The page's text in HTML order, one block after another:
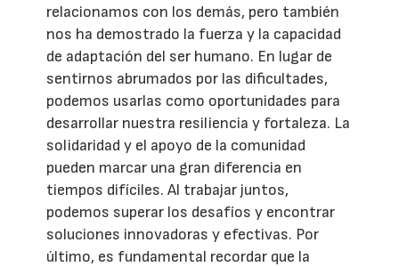
relacionamos con los demás, pero también
nos ha demostrado la fuerza y la capacidad
de adaptación del ser humano. En lugar de
sentirnos abrumados por las dificultades,
podemos usarlas como oportunidades para
desarrollar nuestra resiliencia y fortaleza. La
solidaridad y el apoyo de la comunidad
pueden marcar una gran diferencia en
tiempos difíciles. Al trabajar juntos,
podemos superar los desafíos y encontrar
soluciones innovadoras y efectivas. Por
último, es fundamental recordar que la